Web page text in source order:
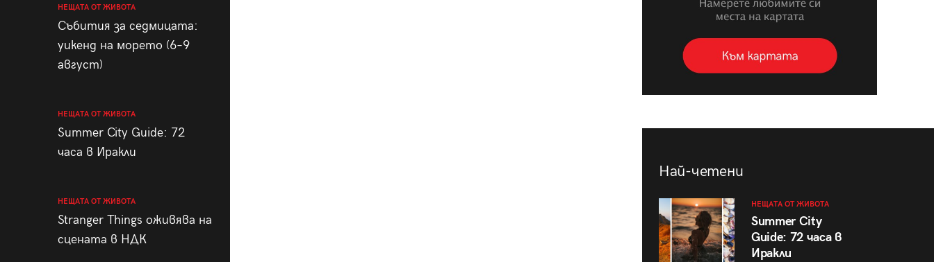
НЕЩАТА ОТ ЖИВОТА
Събития за седмицата:
уикенд на морето (6–9
август)
НЕЩАТА ОТ ЖИВОТА
Summer City Guide: 72
часа в Иракли
НЕЩАТА ОТ ЖИВОТА
Stranger Things оживява на
сцената в НДК
Най-четени
НЕЩАТА ОТ ЖИВОТА
Summer City
Guide: 72 часа в
Иракли